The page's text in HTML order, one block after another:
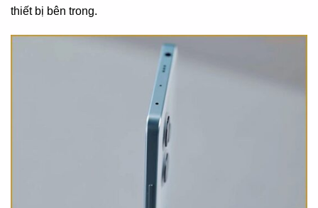
thiết bị bên trong.